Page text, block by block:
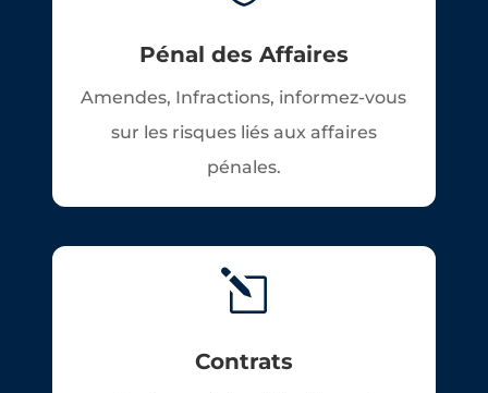
Pénal des Affaires
Amendes, Infractions, informez-vous
sur les risques liés aux affaires
pénales.
l
Contrats